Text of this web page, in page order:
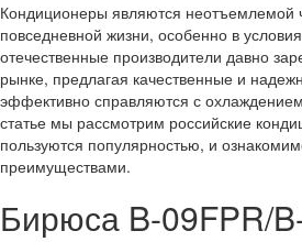
Кондиционеры являются неотъемлемой
повседневной жизни, особенно в
отечественные производители давно
рынке, предлагая качественные и
эффективно справляются с
статье мы рассмотрим российские
пользуются популярностью, и
преимуществами.
Бирюса B-09FPR/